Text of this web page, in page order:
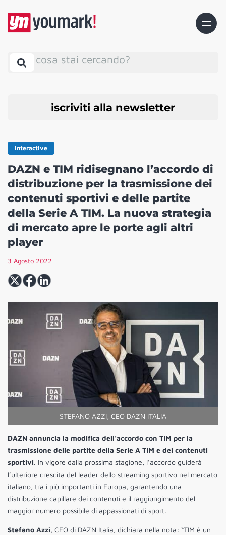
cosa stai cercando?
iscriviti alla newsletter
Interactive
DAZN e TIM ridisegnano l’accordo di
distribuzione per la trasmissione dei
contenuti sportivi e delle partite
della Serie A TIM. La nuova strategia
di mercato apre le porte agli altri
player
3 Agosto 2022
STEFANO AZZI, CEO DAZN ITALIA
DAZN annuncia la modifica dell’accordo con TIM per la
trasmissione delle partite della Serie A TIM e dei contenuti
sportivi. In vigore dalla prossima stagione, l’accordo guiderà
l’ulteriore crescita del leader dello streaming sportivo nel mercato
italiano, tra i più importanti in Europa, garantendo una
distribuzione capillare dei contenuti e il raggiungimento del
maggior numero possibile di appassionati di sport.
Stefano Azzi, CEO di DAZN Italia, dichiara nella nota: “TIM è un